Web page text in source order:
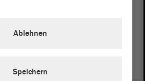
Landtagsont nombreuses.
Ablehnen
Speichern